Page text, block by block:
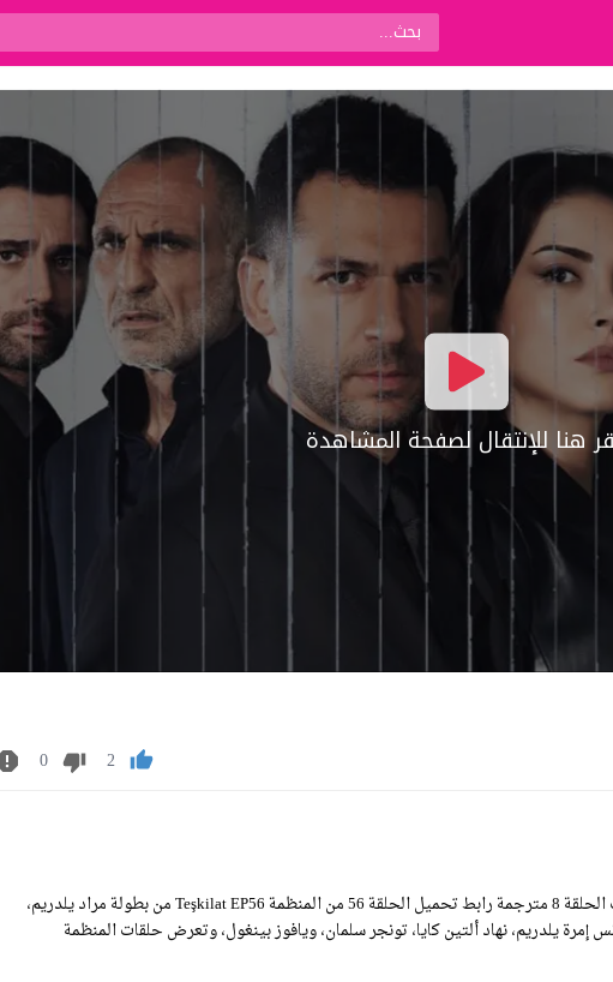
هنا للإنتقال لصفحة المشاهدة
2
0
مشاهدة مسلسل المنظمة الحلقة 56 الموسم الثالث الحلقة 8 مترجمة رابط تحميل الحلقة 56 من المنظمة Teşkilat EP56 من بطولة مراد يلدريم،
إمرة يلدريم، نهاد ألتين كايا، تونجر سلمان، ويافوز بينغول، وتعرض حلقات المنظمة